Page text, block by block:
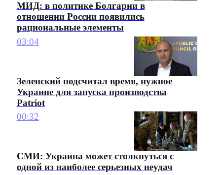
МИД: в политике Болгарии в
отношении России появились
рациональные элементы
03:04
Зеленский подсчитал время, нужное
Украине для запуска производства
Patriot
00:32
СМИ: Украина может столкнуться с
одной из наиболее серьезных неудач